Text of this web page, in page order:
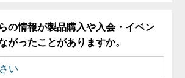
の情報が製品購入や入会・イベン
がったことがありますか。